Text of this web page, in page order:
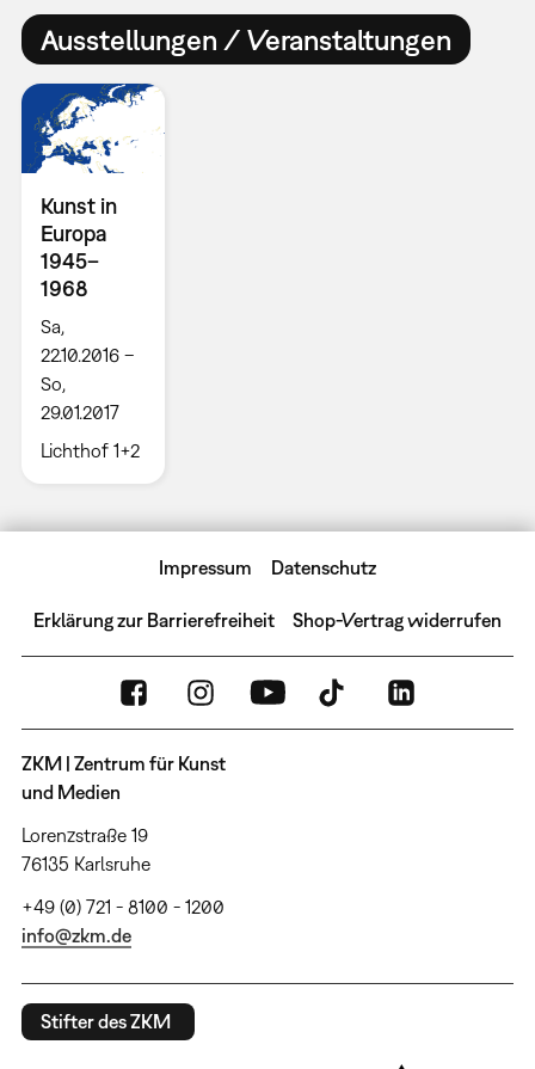
Ausstellungen / Veranstaltungen
Kunst in
Europa
1945–
1968
Sa,
22.10.2016 –
So,
29.01.2017
Lichthof 1+2
Impressum Datenschutz
Erklärung zur Barrierefreiheit Shop-Vertrag widerrufen
ZKM | Zentrum für Kunst
und Medien
Lorenzstraße 19
76135 Karlsruhe
+49 (0) 721 - 8100 - 1200
info@zkm.de
Stifter des ZKM